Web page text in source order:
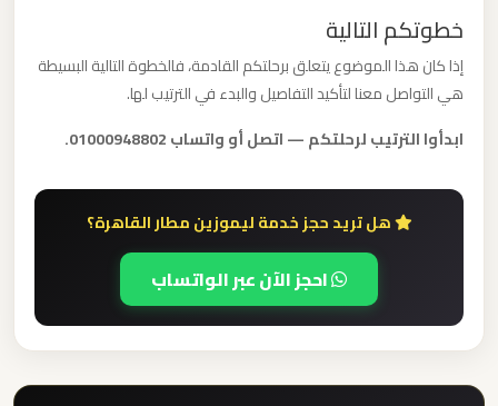
خطوتكم التالية
إذا كان هذا الموضوع يتعلق برحلتكم القادمة، فالخطوة التالية البسيطة
هي التواصل معنا لتأكيد التفاصيل والبدء في الترتيب لها.
ابدأوا الترتيب لرحلتكم — اتصل أو واتساب 01000948802.
هل تريد حجز خدمة ليموزين مطار القاهرة؟
احجز الآن عبر الواتساب
ليموزين
مطار
العالمين
مطار
ليموزين
مطار
اكتوبر